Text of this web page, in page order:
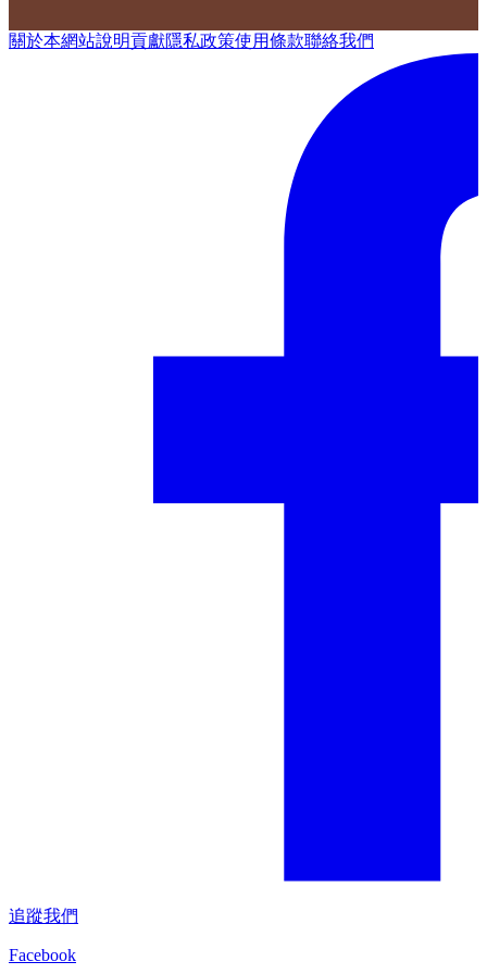
關於本網站說明貢獻隱私政策使用條款聯絡我們
追蹤我們
Facebook